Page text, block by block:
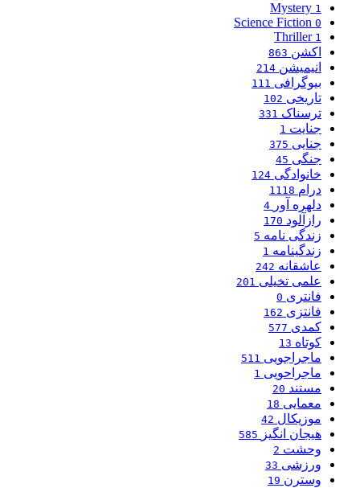
Mystery 1
Science Fiction 0
Thriller 1
اکشن 863
انیمیشن 214
بیوگرافی 111
تاریخی 102
ترسناک 331
جنایت 1
جنایی 375
جنگی 45
خانوادگی 124
درام 1118
دلهره آور 4
رازآلود 170
زندگی نامه 5
زندگینامه 1
عاشقانه 242
علمی تخیلی 201
فانتری 0
فانتزی 162
کمدی 577
کوتاه 13
ماجراجویی 511
ماجراحویی 1
مستند 20
معمایی 18
موزیکال 42
هیجان انگیز 585
وحشت 2
ورزشی 33
وسترن 19